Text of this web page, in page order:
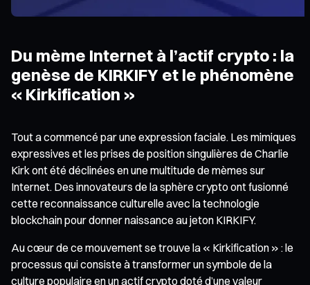
Du mème Internet à l’actif crypto : la
genèse de KIRKIFY et le phénomène
« Kirkification »
Tout a commencé par une expression faciale. Les mimiques
expressives et les prises de position singulières de Charlie
Kirk ont été déclinées en une multitude de mèmes sur
Internet. Des innovateurs de la sphère crypto ont fusionné
cette reconnaissance culturelle avec la technologie
blockchain pour donner naissance au jeton KIRKIFY.
Au cœur de ce mouvement se trouve la « Kirkification » : le
processus qui consiste à transformer un symbole de la
culture populaire en un actif crypto doté d’une valeur